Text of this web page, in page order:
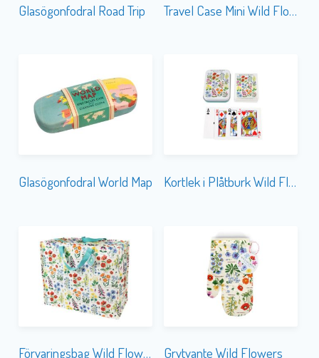
Glasögonfodral Road Trip Travel Case Mini Wild Flowers
Glasögonfodral World Map Kortlek i Plåtburk Wild Flowers
Förvaringsbag Wild Flowers Grytvante Wild Flowers